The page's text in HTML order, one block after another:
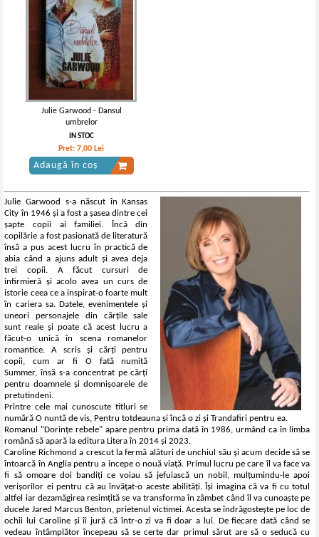
Julie Garwood - Dansul
umbrelor
IN STOC
Pret:7,00 Lei
Adaugă în coș
Julie Garwood s-a născut în Kansas
City în 1946 și a fost a șasea dintre cei
șapte copii ai familiei. Încă din
copilărie a fost pasionată de literatură
însă a pus acest lucru în practică de
abia când a ajuns adult și avea deja
trei copii. A făcut cursuri de
infirmieră și acolo avea un curs de
istorie ceea ce a inspirat-o foarte mult
în cariera sa. Datele, evenimentele și
uneori personajele din cărțile sale
sunt reale și poate că acest lucru a
făcut-o unică în scena romanelor
romantice. A scris și cărți pentru
copii, cum ar fi O fată numită
Summer, însă s-a concentrat pe cărți
pentru doamnele și domnișoarele de
pretutindeni.
Printre cele mai cunoscute titluri se
numără O nuntă de vis, Pentru totdeauna și încă o zi și Trandafiri pentru ea.
Romanul "Dorințe rebele" apare pentru prima dată în 1986, urmând ca în limba
română să apară la editura Litera în 2014 și 2023.
Caroline Richmond a crescut la fermă alături de unchiul său și acum decide să se
întoarcă în Anglia pentru a incepe o nouă viață. Primul lucru pe care îl va face va
fi să omoare doi bandiți ce voiau să jefuiască un nobil, mulțumindu-le apoi
verișorilor ei pentru că au învățat-o aceste abilități. Își imagina că va fi cu totul
altfel iar dezamăgirea resimțită se va transforma în zâmbet când îl va cunoaște pe
ducele Jared Marcus Benton, prietenul victimei. Acesta se îndrăgostește pe loc de
ochii lui Caroline și îi jură că într-o zi va fi doar a lui. De fiecare dată când se
vedeau întâmplător începeau să se certe dar primul sărut are să o seducă cu